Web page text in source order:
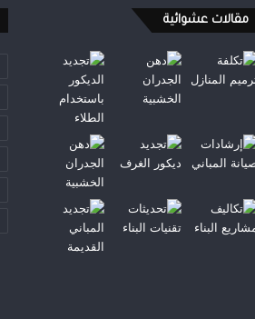
مقالات عشوائية